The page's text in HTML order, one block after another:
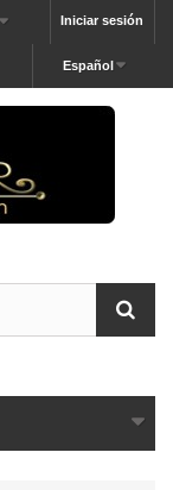
Iniciar sesión
Español